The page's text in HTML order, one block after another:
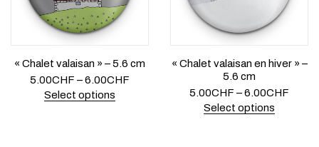
« Chalet valaisan » – 5.6 cm
5.00CHF –6.00CHF
Select options
« Chalet valaisan en hiver » –
5.6 cm
5.00CHF –6.00CHF
Select options